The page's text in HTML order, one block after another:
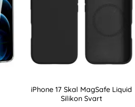
iPhone 17 Skal MagSafe Liquid
Silikon Svart